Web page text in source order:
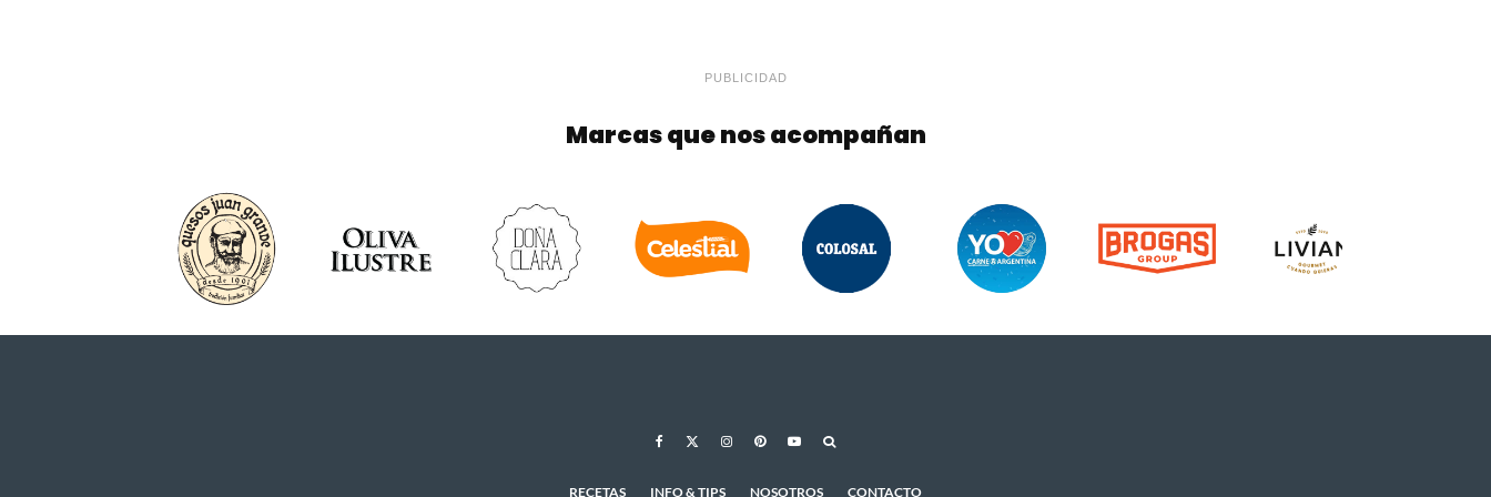
PUBLICIDAD
Marcas que nos acompañan
RECETAS INFO & TIPS NOSOTROS CONTACTO